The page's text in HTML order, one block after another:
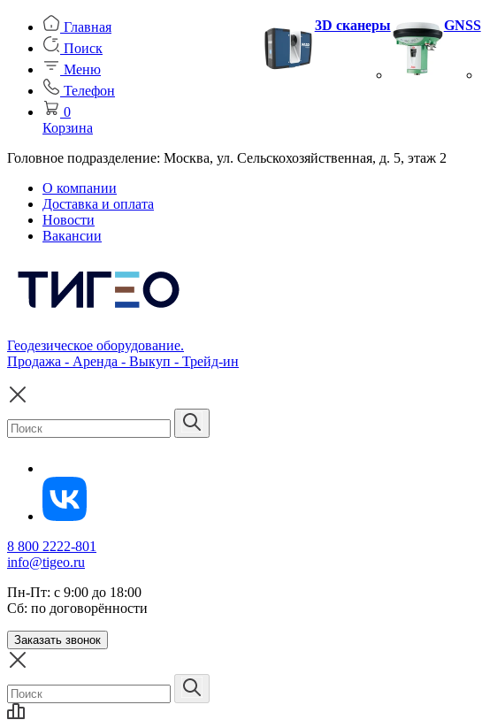
Главная
Поиск
Меню
Телефон
0
Корзина
Головное подразделение: Москва, ул. Сельскохозяйственная, д. 5, этаж 2
О компании
Доставка и оплата
Новости
Вакансии
Геодезическое оборудование.
Продажа - Аренда - Выкуп - Трейд-ин
8 800 2222-801
info@tigeo.ru
Пн-Пт: с 9:00 до 18:00
Сб: по договорённости
Заказать звонок
3D сканеры GNSS